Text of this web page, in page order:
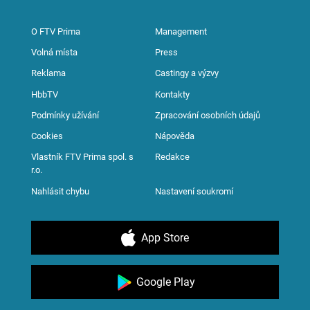
O FTV Prima Management
Volná místa Press
Reklama Castingy a výzvy
HbbTV Kontakty
Podmínky užívání Zpracování osobních údajů
Cookies Nápověda
Vlastník FTV Prima spol. s
r.o.
Redakce
Nahlásit chybu Nastavení soukromí
App Store
Google Play